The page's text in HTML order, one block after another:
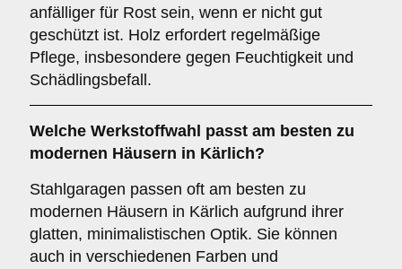
anfälliger für Rost sein, wenn er nicht gut
geschützt ist. Holz erfordert regelmäßige
Pflege, insbesondere gegen Feuchtigkeit und
Schädlingsbefall.
Welche Werkstoffwahl passt am besten zu
modernen Häusern in Kärlich?
Stahlgaragen passen oft am besten zu
modernen Häusern in Kärlich aufgrund ihrer
glatten, minimalistischen Optik. Sie können
auch in verschiedenen Farben und